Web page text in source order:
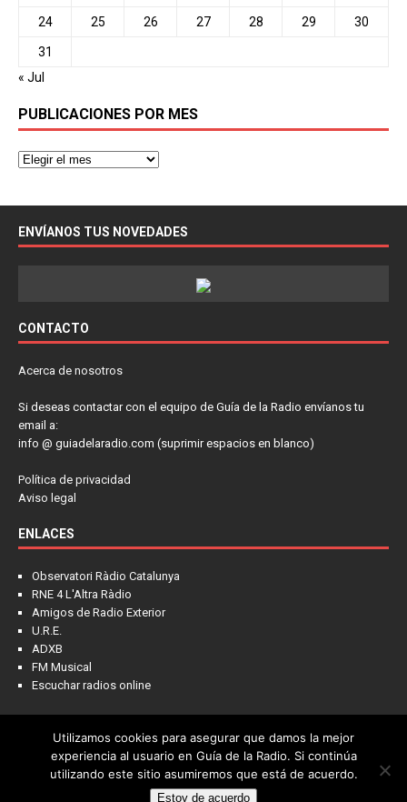
24 25 26 27 28 29 30
31
« Jul
PUBLICACIONES POR MES
ENVÍANOS TUS NOVEDADES
CONTACTO
Acerca de nosotros
Si deseas contactar con el equipo de Guía de la Radio envíanos tu
email a:
info @ guiadelaradio.com (suprimir espacios en blanco)
Política de privacidad
Aviso legal
ENLACES
Observatori Ràdio Catalunya
RNE 4 L'Altra Ràdio
Amigos de Radio Exterior
U.R.E.
ADXB
FM Musical
Escuchar radios online
NOTICIAS FRECUENCIAS LA COLUMNA PIENSA EN LÍDER
CONTACTO
Utilizamos cookies para asegurar que damos la mejor
experiencia al usuario en Guía de la Radio. Si continúa
utilizando este sitio asumiremos que está de acuerdo.
Estoy de acuerdo